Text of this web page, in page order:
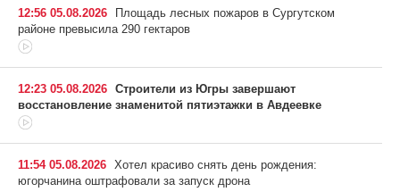
12:56 05.08.2026
Площадь лесных пожаров в Сургутском
районе превысила 290 гектаров
12:23 05.08.2026 Строители из Югры завершают
восстановление знаменитой пятиэтажки в Авдеевке
11:54 05.08.2026 Хотел красиво снять день рождения:
югорчанина оштрафовали за запуск дрона